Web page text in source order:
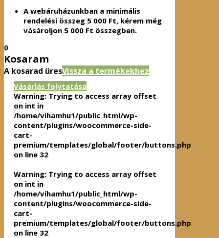
A webáruházunkban a minimális
rendelési összeg 5 000 Ft, kérem még
vásároljon 5 000 Ft összegben.
0
Kosaram
A kosarad üresVissza a termékekhez
Vásárlás folytatása
Warning: Trying to access array offset
on int in
/home/vihamhu1/public_html/wp-
content/plugins/woocommerce-side-
cart-
premium/templates/global/footer/buttons.php
on line 32
Warning: Trying to access array offset
on int in
/home/vihamhu1/public_html/wp-
content/plugins/woocommerce-side-
cart-
premium/templates/global/footer/buttons.php
on line 32